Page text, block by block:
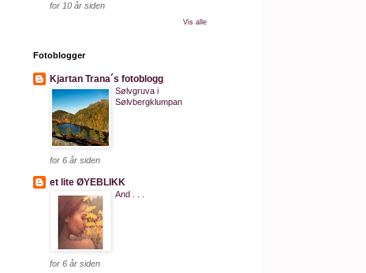
for 10 år siden
Vis alle
Fotoblogger
Kjartan Trana´s fotoblogg
Sølvgruva i
Sølvbergklumpan
for 6 år siden
et lite ØYEBLIKK
And . . .
for 6 år siden